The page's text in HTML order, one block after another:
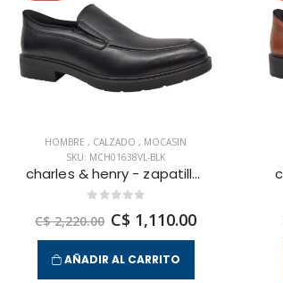
HOMBRE, CALZADO, MOCASIN
SKU: MCH01638VL-BLK
charles & henry - zapatilla oxford regal times para hombre
C$ 2,220.00 C$ 1,110.00
AÑADIR AL CARRITO